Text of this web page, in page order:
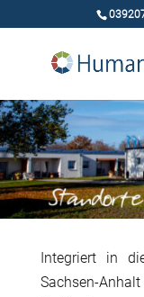
Integriert in
Sachsen-